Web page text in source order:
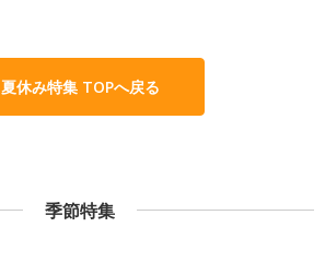
夏休み特集 TOPへ戻る
季節特集